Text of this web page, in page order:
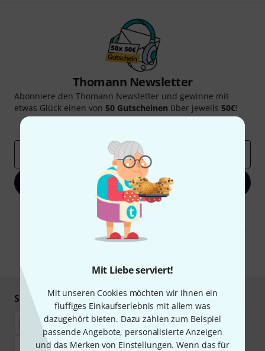
Mit Liebe serviert!
Mit unseren Cookies möchten wir Ihnen ein
fluffiges Einkaufserlebnis mit allem was
dazugehört bieten. Dazu zählen zum Beispiel
passende Angebote, personalisierte Anzeigen
und das Merken von Einstellungen. Wenn das für
Thomann Newsletter
Abonniere den Thomann Newsletter und gewinne mit
etwas Glück einen von 50 Gutscheinen über jeweils 50€!
Thomann Insights
Jetzt anmelden
Mit Klick auf „Jetzt anmelden“ stimmen Sie dem Erhalt von E-Mail-
Werbung und einer Messung des E-Mail-Nutzungsverhaltens zu. Die
Abmeldung ist jederzeit möglich. Weitere Informationen finden Sie in
unserenDatenschutzhinweisen
Sicher einkaufen & bezahlen